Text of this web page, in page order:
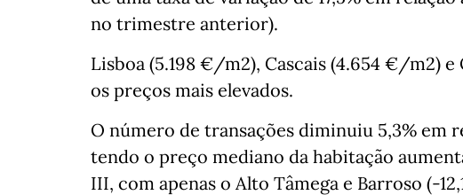
no trimestre anterior).
Lisboa (5.198 €/m2), Cascais (4.654 €/m2)
os preços mais elevados.
O número de transações diminuiu 5,3% em
tendo o preço mediano da habitação
III, com apenas o Alto Tâmega e Barroso (-